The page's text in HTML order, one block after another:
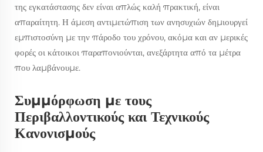
της εγκατάστασης δεν είναι απλώς καλή πρακτική, είναι
απαραίτητη. Η άμεση αντιμετώπιση των ανησυχιών δημιουργεί
εμπιστοσύνη με την πάροδο του χρόνου, ακόμα και αν μερικές
φορές οι κάτοικοι παραπονιούνται, ανεξάρτητα από τα μέτρα
που λαμβάνουμε.
Συμμόρφωση με τους
Περιβαλλοντικούς και Τεχνικούς
Κανονισμούς